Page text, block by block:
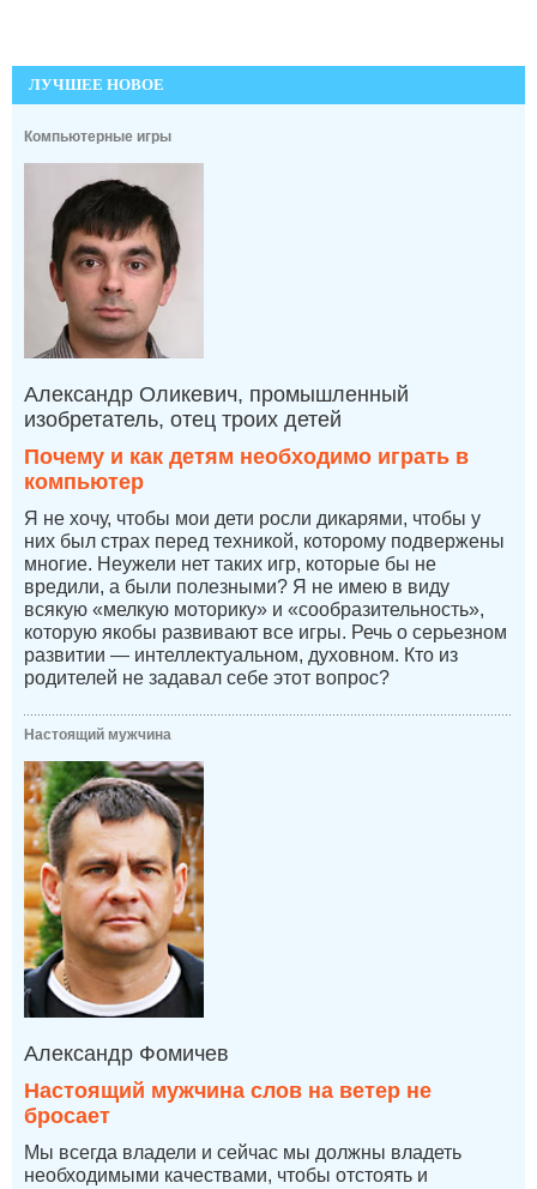
ЛУЧШЕЕ НОВОЕ
Компьютерные игры
Александр Оликевич, промышленный
изобретатель, отец троих детей
Почему и как детям необходимо играть в
компьютер
Я не хочу, чтобы мои дети росли дикарями, чтобы у
них был страх перед техникой, которому подвержены
многие. Неужели нет таких игр, которые бы не
вредили, а были полезными? Я не имею в виду
всякую «мелкую моторику» и «сообразительность»,
которую якобы развивают все игры. Речь о серьезном
развитии — интеллектуальном, духовном. Кто из
родителей не задавал себе этот вопрос?
Настоящий мужчина
Александр Фомичев
Настоящий мужчина слов на ветер не
бросает
Мы всегда владели и сейчас мы должны владеть
необходимыми качествами, чтобы отстоять и